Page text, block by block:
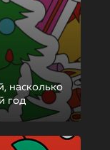
насколько
год